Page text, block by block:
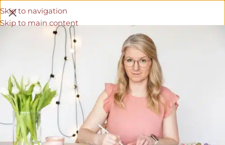
Skip to navigation
Skip to main content